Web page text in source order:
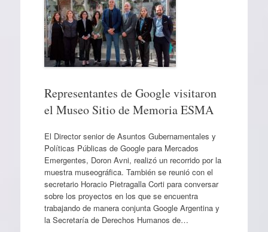
Representantes de Google visitaron
el Museo Sitio de Memoria ESMA
El Director senior de Asuntos Gubernamentales y
Políticas Públicas de Google para Mercados
Emergentes, Doron Avni, realizó un recorrido por la
muestra museográfica. También se reunió con el
secretario Horacio Pietragalla Corti para conversar
sobre los proyectos en los que se encuentra
trabajando de manera conjunta Google Argentina y
la Secretaría de Derechos Humanos de…